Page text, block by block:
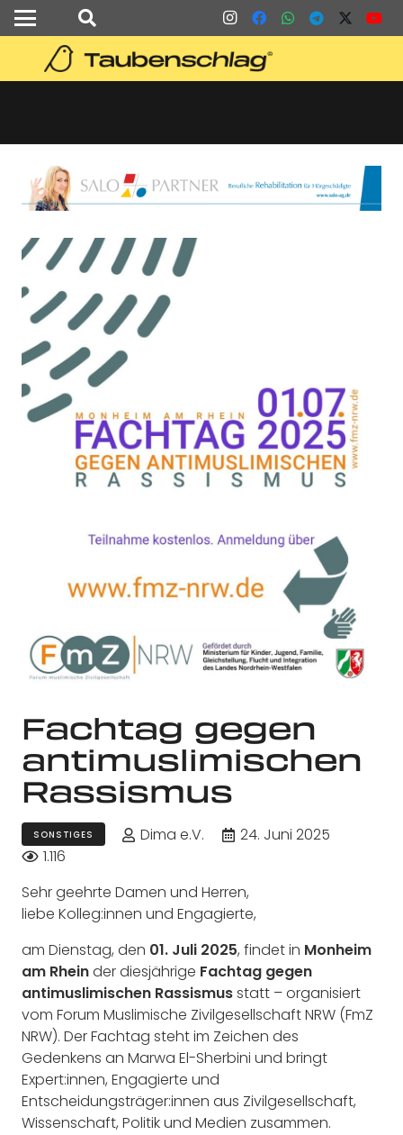
Fachtag gegen
antimuslimischen
Rassismus
SONSTIGES Dima e.V.
24. Juni 2025
1.116
Sehr geehrte Damen und Herren,
liebe Kolleg:innen und Engagierte,
am Dienstag, den 01. Juli 2025, findet in Monheim
am Rheinder diesjährige Fachtag gegen
antimuslimischen Rassismusstatt – organisiert
vom Forum Muslimische Zivilgesellschaft NRW (FmZ
NRW). Der Fachtag steht im Zeichen des
Gedenkens an Marwa El-Sherbini und bringt
Expert:innen, Engagierte und
Entscheidungsträger:innen aus Zivilgesellschaft,
Wissenschaft, Politik und Medien zusammen.